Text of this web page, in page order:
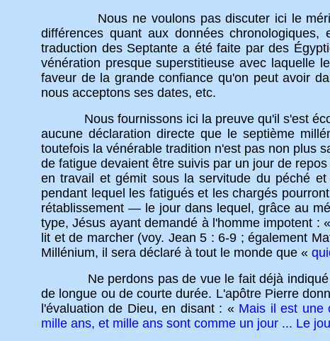
Nous ne voulons pas discuter ici le mérite
différences quant aux données
traduction des Septante a été faite par des
vénération presque superstitieuse avec laquelle
faveur de la grande confiance qu'on peut avoir
nous acceptons ses dates, etc.
Nous fournissons ici la preuve qu'il s'est
aucune déclaration directe que le septième
toutefois la vénérable tradition n'est pas non plus
de fatigue devaient être suivis par un jour de
en travail et gémit sous la servitude du péché
pendant lequel les fatigués et les chargés
rétablissement — le jour dans lequel, grâce au
type, Jésus ayant demandé à l'homme impotent :
lit et de marcher (voy. Jean 5 : 6-9 ; également
Millénium, il sera déclaré à tout le monde que «
Ne perdons pas de vue le fait déjà indiqué
de longue ou de courte durée. L'apôtre Pierre
l'évaluation de Dieu, en disant : « Mais il est une
mille ans, et mille ans sont comme un jour ... Le